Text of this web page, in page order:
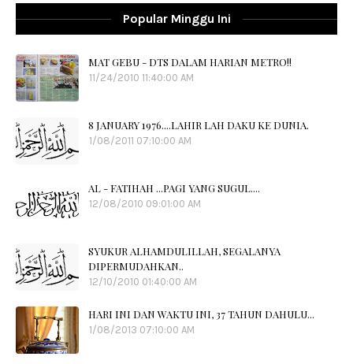
Popular Minggu Ini
MAT GEBU - DTS DALAM HARIAN METRO!!
11/24/2010 11:40:00 AM
8 JANUARY 1976....LAHIR LAH DAKU KE DUNIA.
1/08/2011 07:10:00 AM
AL - FATIHAH ...PAGI YANG SUGUL....
12/08/2010 09:01:00 AM
SYUKUR ALHAMDULILLAH, SEGALANYA
DIPERMUDAHKAN..
12/10/2010 01:40:00 AM
HARI INI DAN WAKTU INI, 37 TAHUN DAHULU...
1/08/2013 07:10:00 AM